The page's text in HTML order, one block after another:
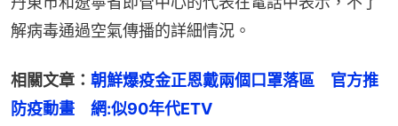
解病毒通過空氣傳播的詳細情況。
相關文章： 朝鮮爆疫金正恩戴兩個口罩落區　官方推
防疫動畫　網:似90年代ETV